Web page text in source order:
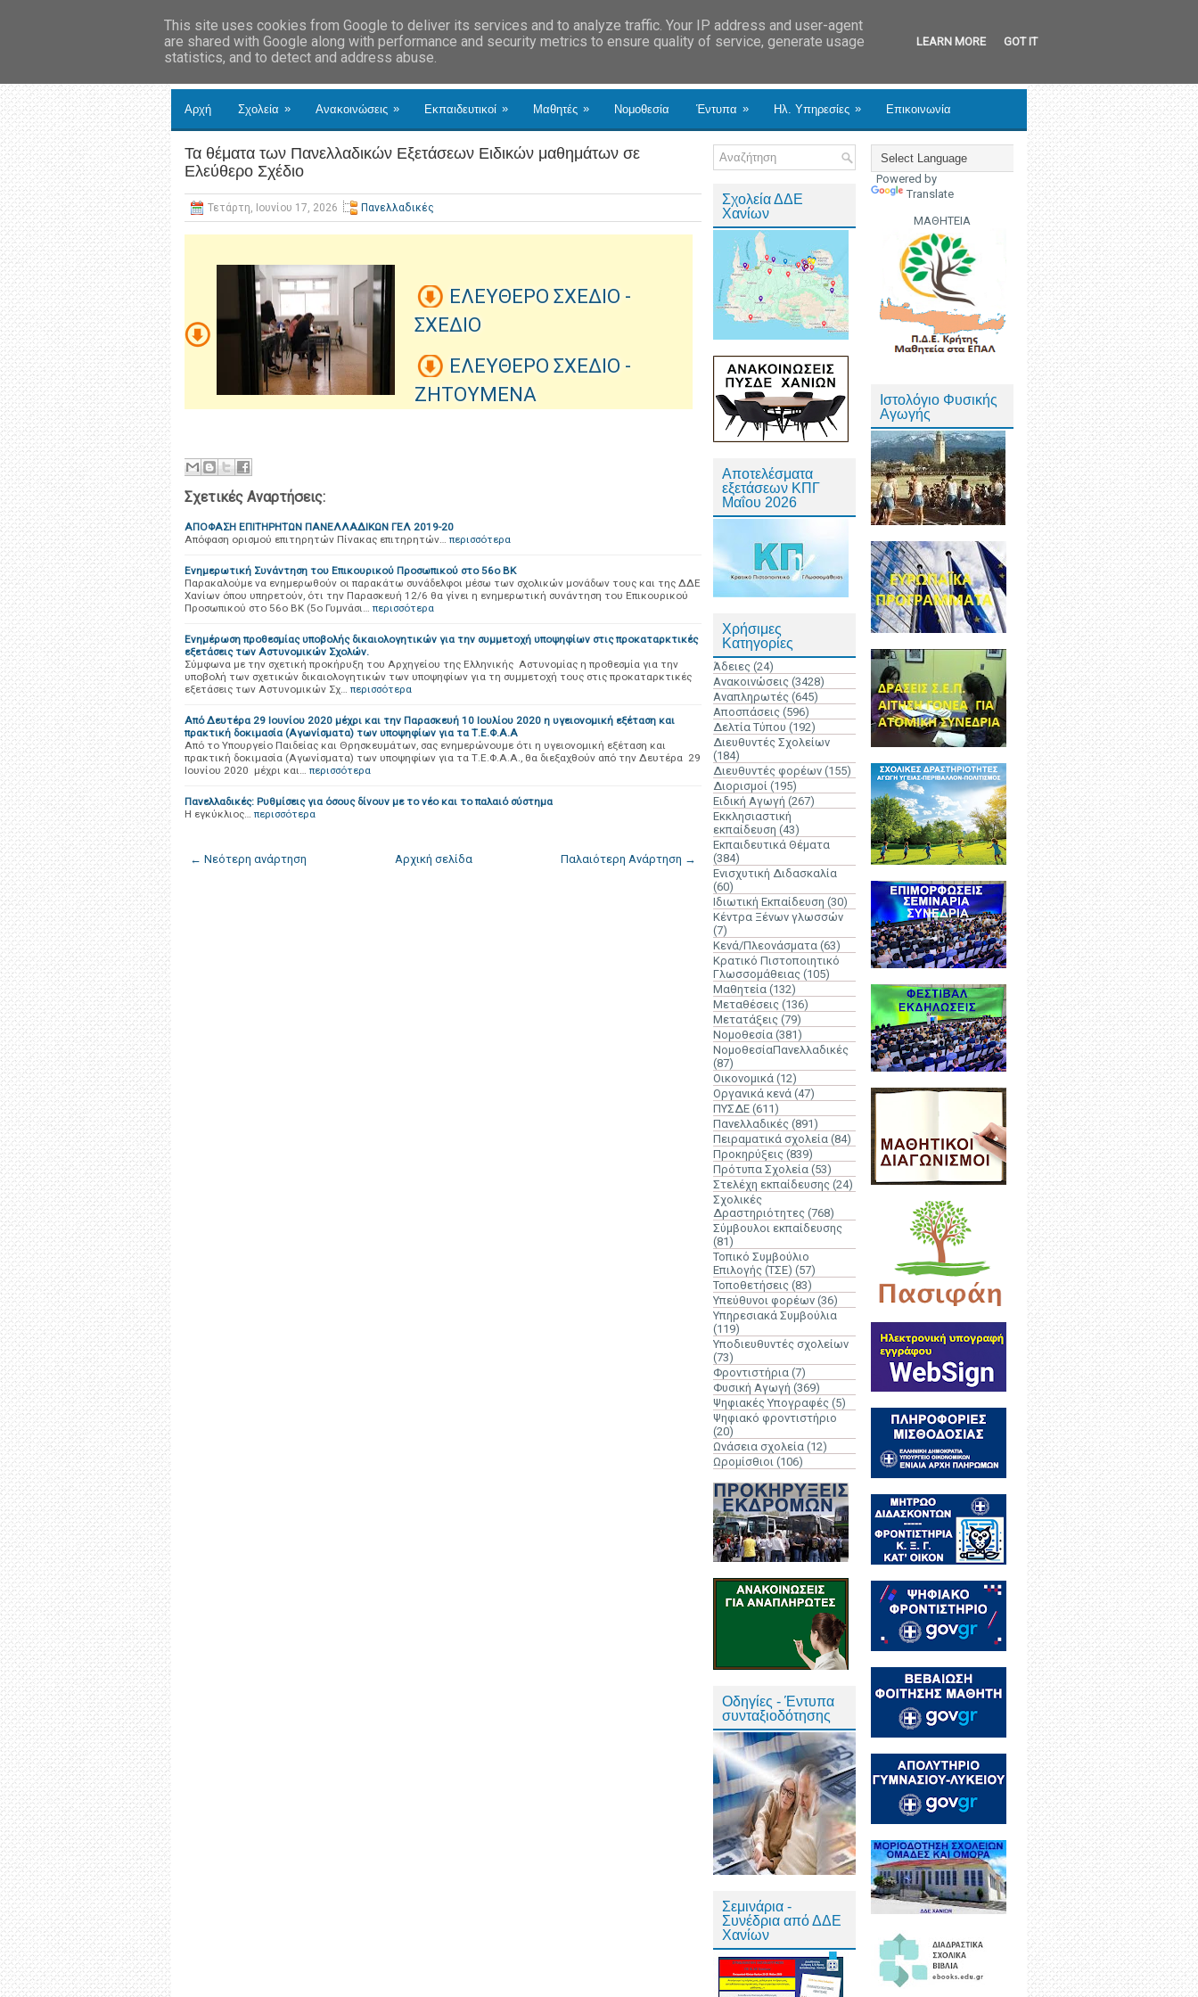
Αρχή Σχολεία » Ανακοινώσεις » Εκπαιδευτικοί » Μαθητές » Νομοθεσία Έντυπα » Ηλ. Υπηρεσίες » Επικοινωνία
Τα θέματα των Πανελλαδικών Εξετάσεων Ειδικών μαθημάτων σε
Ελεύθερο Σχέδιο
Τετάρτη, Ιουνίου 17, 2026 Πανελλαδικές
ΕΛΕΥΘΕΡΟ ΣΧΕΔΙΟ -
ΣΧΕΔΙΟ
ΕΛΕΥΘΕΡΟ ΣΧΕΔΙΟ -
ΖΗΤΟΥΜΕΝΑ
Σχετικές Αναρτήσεις:
ΑΠΟΦΑΣΗ ΕΠΙΤΗΡΗΤΩΝ ΠΑΝΕΛΛΑΔΙΚΩΝ ΓΕΛ 2019-20
Απόφαση ορισμού επιτηρητών Πίνακας επιτηρητών… περισσότερα
Ενημερωτική Συνάντηση του Επικουρικού Προσωπικού στο 56ο ΒΚ
Παρακαλούμε να ενημερωθούν οι παρακάτω συνάδελφοι μέσω των σχολικών μονάδων τους και της ΔΔΕ
Χανίων όπου υπηρετούν, ότι την Παρασκευή 12/6 θα γίνει η ενημερωτική συνάντηση του Επικουρικού
Προσωπικού στο 56ο ΒΚ (5ο Γυμνάσι… περισσότερα
Ενημέρωση προθεσμίας υποβολής δικαιολογητικών για την συμμετοχή υποψηφίων στις προκαταρκτικές
εξετάσεις των Αστυνομικών Σχολών.
Σύμφωνα με την σχετική προκήρυξη του Αρχηγείου της Ελληνικής Αστυνομίας η προθεσμία για την
υποβολή των σχετικών δικαιολογητικών των υποψηφίων για τη συμμετοχή τους στις προκαταρκτικές
εξετάσεις των Αστυνομικών Σχ… περισσότερα
Aπό Δευτέρα 29 Ιουνίου 2020 μέχρι και την Παρασκευή 10 Ιουλίου 2020 η υγειονομική εξέταση και
πρακτική δοκιμασία (Αγωνίσματα) των υποψηφίων για τα Τ.Ε.Φ.Α.Α
Από το Υπουργείο Παιδείας και Θρησκευμάτων, σας ενημερώνουμε ότι η υγειονομική εξέταση και
πρακτική δοκιμασία (Αγωνίσματα) των υποψηφίων για τα Τ.Ε.Φ.Α.Α., θα διεξαχθούν από την Δευτέρα 29
Ιουνίου 2020 μέχρι και… περισσότερα
Πανελλαδικές: Ρυθμίσεις για όσους δίνουν με το νέο και το παλαιό σύστημα
Η εγκύκλιος… περισσότερα
← Νεότερη ανάρτηση Παλαιότερη Ανάρτηση →
Αρχική σελίδα
Σχολεία ΔΔΕ
Χανίων
Αποτελέσματα
εξετάσεων ΚΠΓ
Μαΐου 2026
Χρήσιμες
Κατηγορίες
Άδειες (24)
Ανακοινώσεις (3428)
Αναπληρωτές (645)
Αποσπάσεις (596)
Δελτία Τύπου (192)
Διευθυντές Σχολείων
(184)
Διευθυντές φορέων (155)
Διορισμοί (195)
Ειδική Αγωγή (267)
Εκκλησιαστική
εκπαίδευση (43)
Εκπαιδευτικά Θέματα
(384)
Ενισχυτική Διδασκαλία
(60)
Ιδιωτική Εκπαίδευση (30)
Κέντρα Ξένων γλωσσών
(7)
Κενά/Πλεονάσματα (63)
Κρατικό Πιστοποιητικό
Γλωσσομάθειας (105)
Μαθητεία (132)
Μεταθέσεις (136)
Μετατάξεις (79)
Νομοθεσία (381)
ΝομοθεσίαΠανελλαδικές
(87)
Οικονομικά (12)
Οργανικά κενά (47)
ΠΥΣΔΕ (611)
Πανελλαδικές (891)
Πειραματικά σχολεία (84)
Προκηρύξεις (839)
Πρότυπα Σχολεία (53)
Στελέχη εκπαίδευσης (24)
Σχολικές
Δραστηριότητες (768)
Σύμβουλοι εκπαίδευσης
(81)
Τοπικό Συμβούλιο
Επιλογής (ΤΣΕ) (57)
Τοποθετήσεις (83)
Υπεύθυνοι φορέων (36)
Υπηρεσιακά Συμβούλια
(119)
Υποδιευθυντές σχολείων
(73)
Φροντιστήρια (7)
Φυσική Αγωγή (369)
Ψηφιακές Υπογραφές (5)
Ψηφιακό φροντιστήριο
(20)
Ωνάσεια σχολεία (12)
Ωρομίσθιοι (106)
Οδηγίες - Έντυπα
συνταξιοδότησης
Σεμινάρια -
Συνέδρια από ΔΔΕ
Χανίων
Powered by
Translate
ΜΑΘΗΤΕΙΑ
Ιστολόγιο Φυσικής
Αγωγής
This site uses cookies from Google to deliver its services and to analyze traffic. Your IP address and user-agent
are shared with Google along with performance and security metrics to ensure quality of service, generate usage
statistics, and to detect and address abuse.
LEARN MORE GOT IT